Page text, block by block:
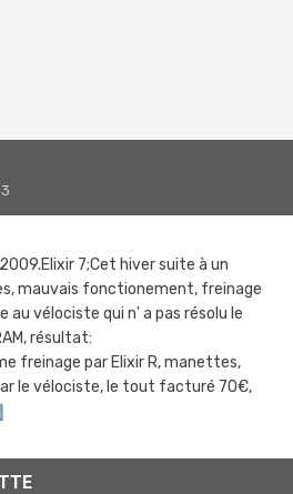
7;Cet hiver suite à un
mauvais fonctionement, freinage
au vélociste qui n' a pas résolu le
résultat:
freinage par Elixir R, manettes,
le vélociste, le tout facturé 70€,